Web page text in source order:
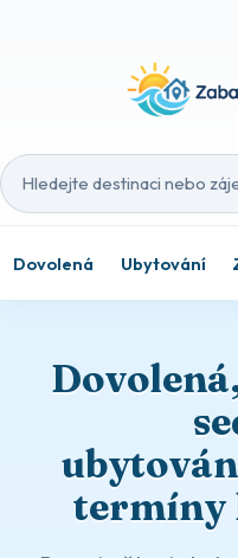
Hledat destinaci nebo
Dovolená Ubytování
termíny